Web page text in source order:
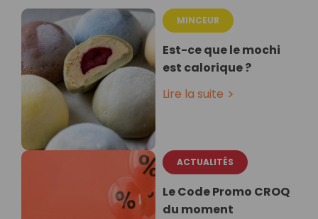
MINCEUR
Est-ce que le mochi
est calorique ?
Lire la suite
ACTUALITÉS
Le Code Promo CROQ
du moment